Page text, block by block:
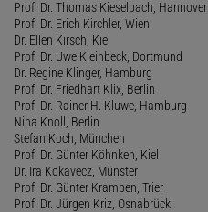
Prof. Dr. Thomas Kieselbach, Hannover
Prof. Dr. Erich Kirchler, Wien
Dr. Ellen Kirsch, Kiel
Prof. Dr. Uwe Kleinbeck, Dortmund
Dr. Regine Klinger, Hamburg
Prof. Dr. Friedhart Klix, Berlin
Prof. Dr. Rainer H. Kluwe, Hamburg
Nina Knoll, Berlin
Stefan Koch, München
Prof. Dr. Günter Köhnken, Kiel
Dr. Ira Kokavecz, Münster
Prof. Dr. Günter Krampen, Trier
Prof. Dr. Jürgen Kriz, Osnabrück